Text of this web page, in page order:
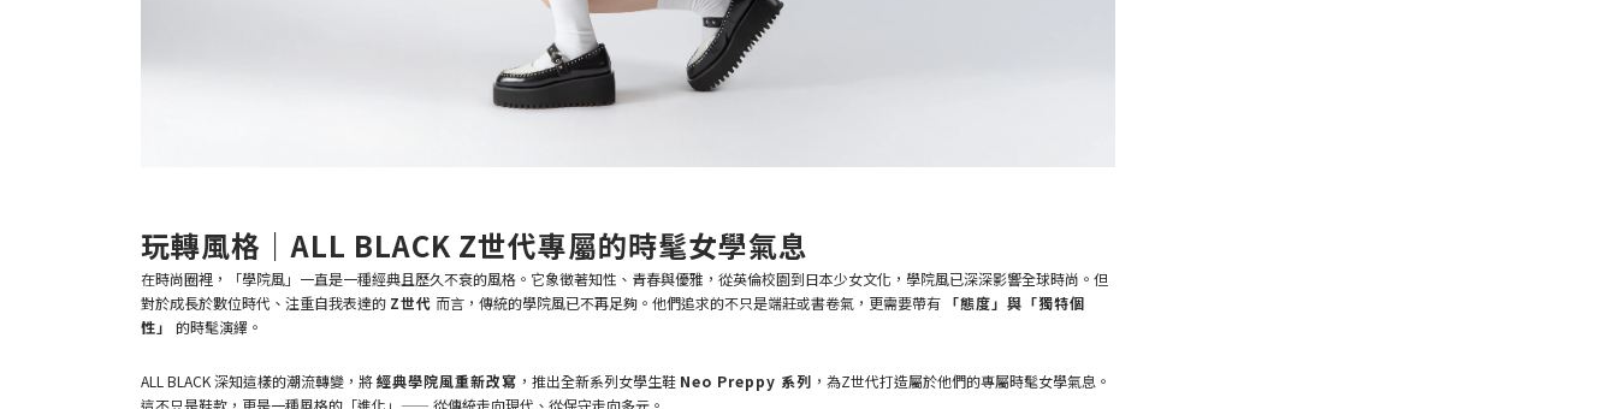
玩轉風格｜ALL BLACK Z世代專屬的時髦女學氣息
在時尚圈裡，「學院風」一直是一種經典且歷久不衰的風格。它象徵著知性、青春與優雅，從英倫校園到日本少女文化，學院風已深深影響全球時尚。但
對於成長於數位時代、注重自我表達的 Z世代 而言，傳統的學院風已不再足夠。他們追求的不只是端莊或書卷氣，更需要帶有 「態度」與「獨特個
性」
的時髦演繹。
ALL BLACK 深知這樣的潮流轉變，將經典學院風重新改寫 ，推出全新系列女學生鞋 Neo Preppy 系列 ，為Z世代打造屬於他們的專屬時髦女學氣息。
這不只是鞋款，更是一種風格的「進化」—— 從傳統走向現代、從保守走向多元。